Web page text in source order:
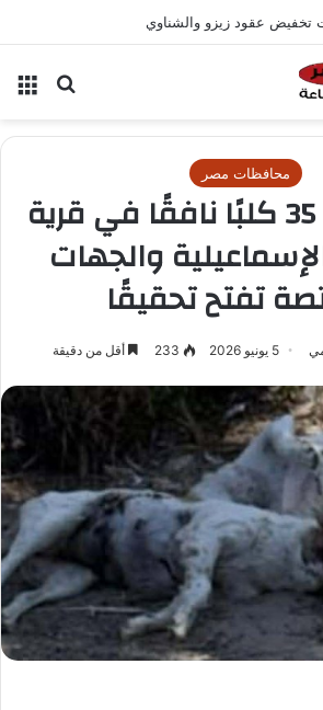
في المونديال
بحث
محافظات مصر
العثور على 35 كلبًا نافقًا في قرية
والجهات
تفتح تحقيقًا
5 يونيو 2026 233 أقل من دقيقة